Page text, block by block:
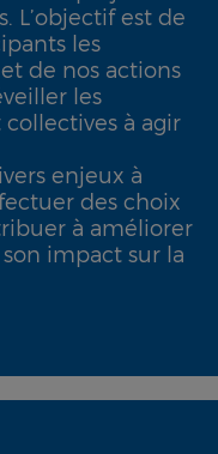
L’objectif est de
les
de nos actions
les
à agir
enjeux à
des choix
à améliorer
impact sur la